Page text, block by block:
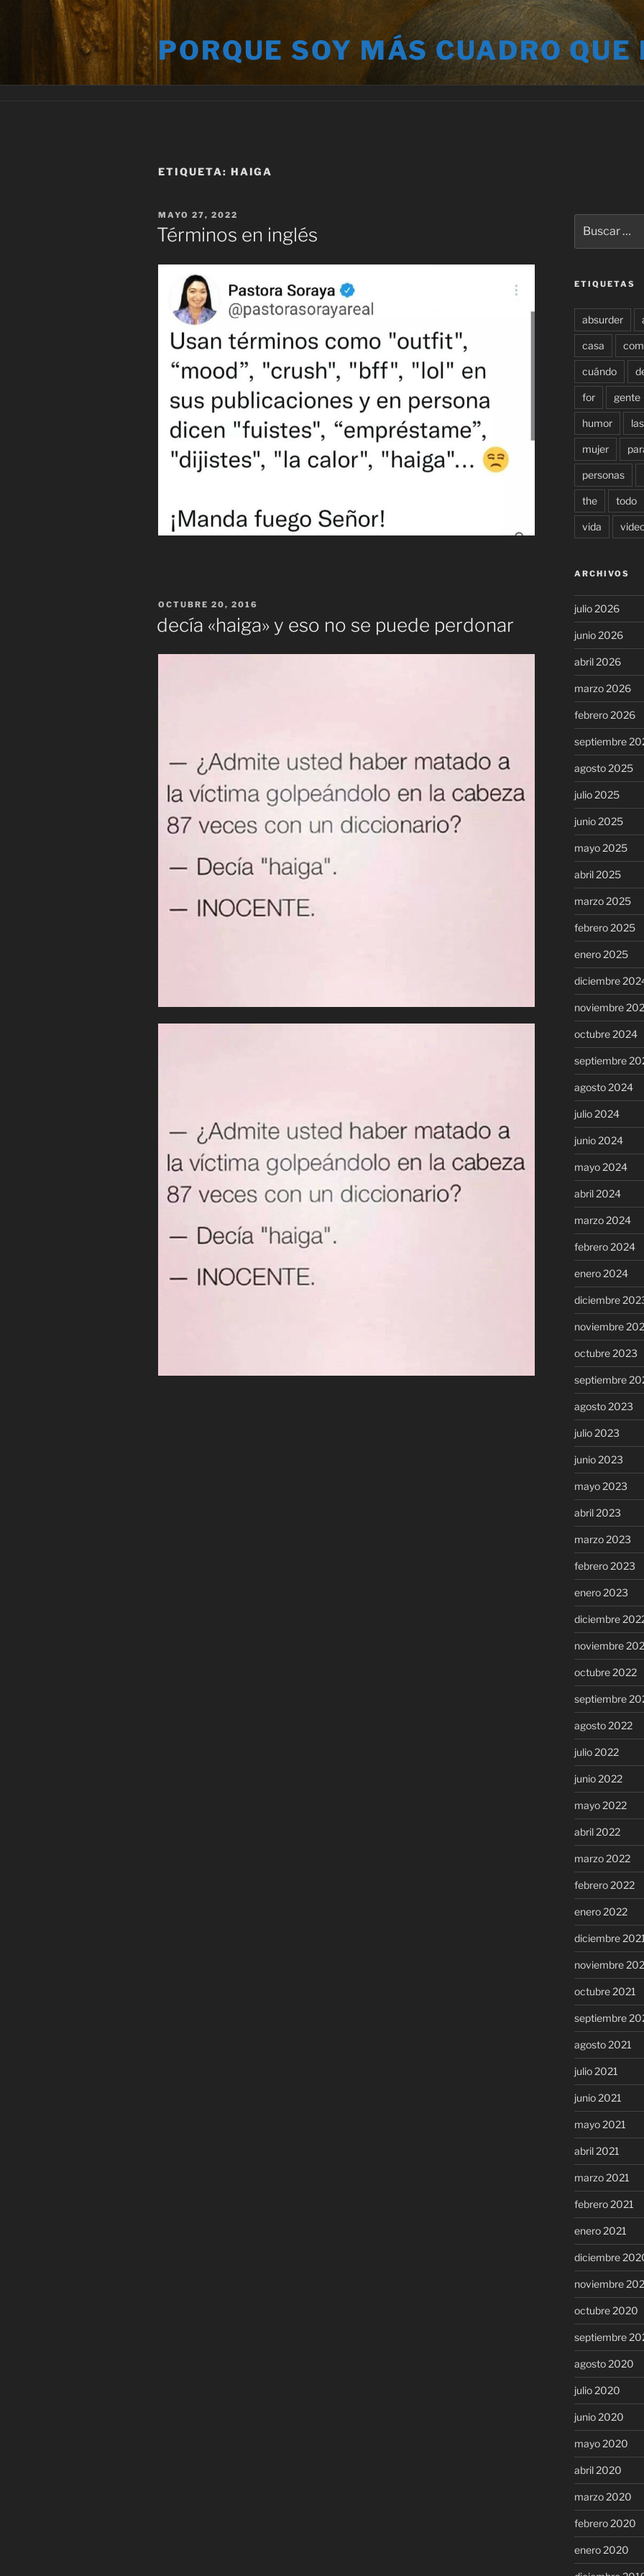
PORQUE SOY MÁS CUADRO QUE
ETIQUETA: HAIGA
PUBLICADO
EL
MAYO 27, 2022
Términos en inglés
PUBLICADO
EL
OCTUBRE 20, 2016
decía «haiga» y eso no se puede perdonar
por:
ETIQUETAS
absurder
casa
cuándo
for gente
humor las
mujer
personas
the todo
vida
ARCHIVOS
julio 2026
junio 2026
abril 2026
marzo 2026
febrero 2026
septiembre
agosto 2025
julio 2025
junio 2025
mayo 2025
abril 2025
marzo 2025
febrero 2025
enero 2025
diciembre
noviembre
octubre 2024
septiembre
agosto 2024
julio 2024
junio 2024
mayo 2024
abril 2024
marzo 2024
febrero 2024
enero 2024
diciembre
noviembre
octubre 2023
septiembre
agosto 2023
julio 2023
junio 2023
mayo 2023
abril 2023
marzo 2023
febrero 2023
enero 2023
diciembre
noviembre
octubre 2022
septiembre
agosto 2022
julio 2022
junio 2022
mayo 2022
abril 2022
marzo 2022
febrero 2022
enero 2022
diciembre
noviembre
octubre 2021
septiembre
agosto 2021
julio 2021
junio 2021
mayo 2021
abril 2021
marzo 2021
febrero 2021
enero 2021
diciembre
noviembre
octubre 2020
septiembre
agosto 2020
julio 2020
junio 2020
mayo 2020
abril 2020
marzo 2020
febrero 2020
enero 2020